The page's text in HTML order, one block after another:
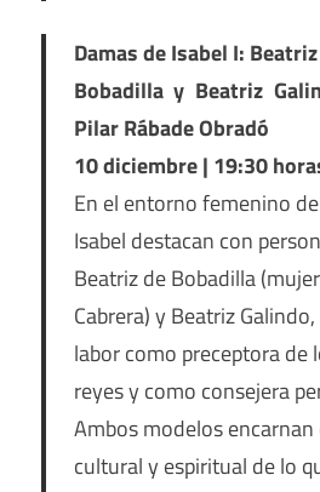
Damas de Isabel I:
Bobadilla y Beatriz
Pilar Rábade Obradó
10 diciembre | 19:30
En el entorno femenino
Isabel destacan con
Beatriz de Bobadilla
Cabrera) y Beatriz
labor como preceptora de
reyes y como consejera
Ambos modelos encarnan
cultural y espiritual de lo